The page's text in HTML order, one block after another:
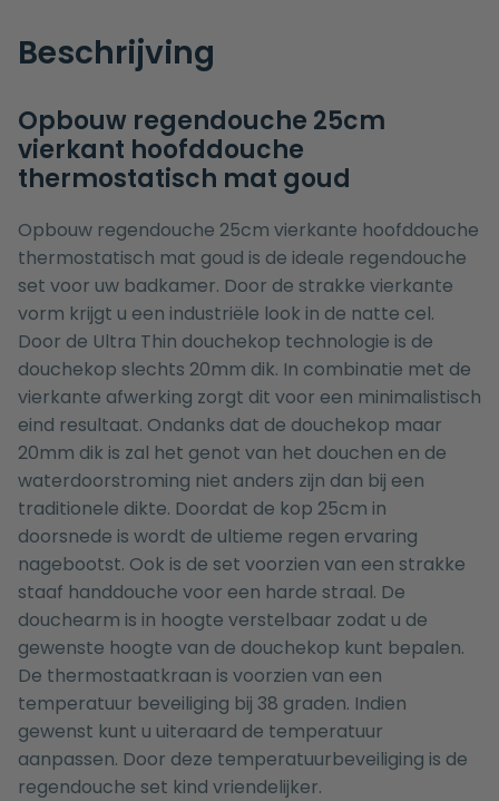
Beschrijving
Opbouw regendouche 25cm
vierkant hoofddouche
thermostatisch mat goud
Opbouw regendouche 25cm vierkante hoofddouche
thermostatisch mat goud is de ideale regendouche
set voor uw badkamer. Door de strakke vierkante
vorm krijgt u een industriële look in de natte cel.
Door de Ultra Thin douchekop technologie is de
douchekop slechts 20mm dik. In combinatie met de
vierkante afwerking zorgt dit voor een minimalistisch
eind resultaat. Ondanks dat de douchekop maar
20mm dik is zal het genot van het douchen en de
waterdoorstroming niet anders zijn dan bij een
traditionele dikte. Doordat de kop 25cm in
doorsnede is wordt de ultieme regen ervaring
nagebootst. Ook is de set voorzien van een strakke
staaf handdouche voor een harde straal. De
douchearm is in hoogte verstelbaar zodat u de
gewenste hoogte van de douchekop kunt bepalen.
De thermostaatkraan is voorzien van een
temperatuur beveiliging bij 38 graden. Indien
gewenst kunt u uiteraard de temperatuur
aanpassen. Door deze temperatuurbeveiliging is de
regendouche set kind vriendelijker.